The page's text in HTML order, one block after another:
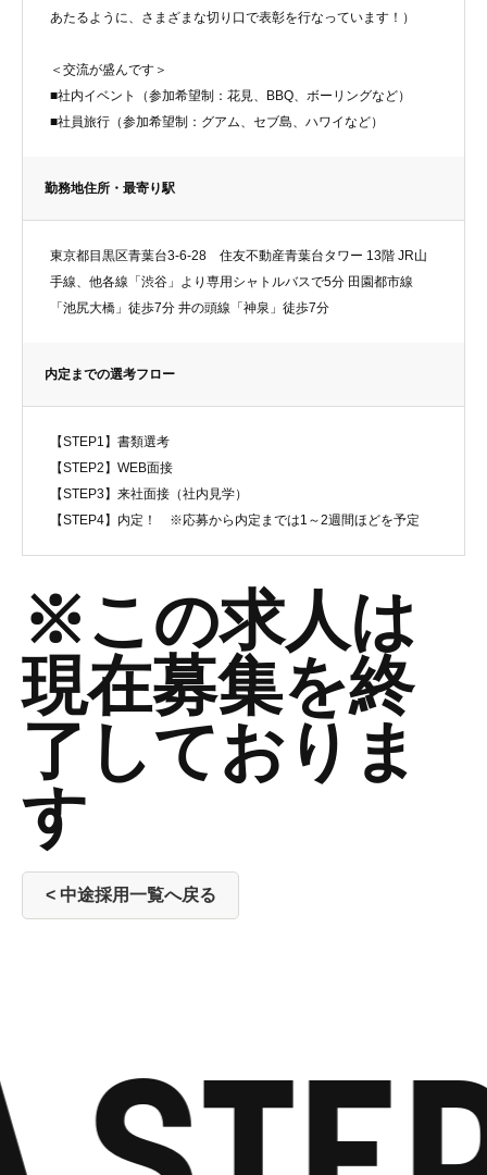
あたるように、さまざまな切り口で表彰を行なっています！）
＜交流が盛んです＞
■社内イベント（参加希望制：花見、BBQ、ボーリングなど）
■社員旅行（参加希望制：グアム、セブ島、ハワイなど）
勤務地住所・最寄り駅
東京都目黒区青葉台3-6-28 住友不動産青葉台タワー 13階 JR山
手線、他各線「渋谷」より専用シャトルバスで5分 田園都市線
「池尻大橋」徒歩7分 井の頭線「神泉」徒歩7分
内定までの選考フロー
【STEP1】書類選考
【STEP2】WEB面接
【STEP3】来社面接（社内見学）
【STEP4】内定！ ※応募から内定までは1～2週間ほどを予定
※この求人は
現在募集を終
了しておりま
す
< 中途採用一覧へ戻る